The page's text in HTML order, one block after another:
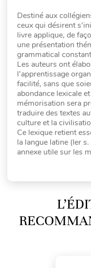
Destiné aux
ceux qui désirent
livre applique, de
une présentation
grammatical
Les auteurs ont
l’apprentissage
facilité, sans que
abondance lexicale
mémorisation sera
traduire des textes
culture et la
Ce lexique retient
la langue latine (Ier
annexe utile sur les